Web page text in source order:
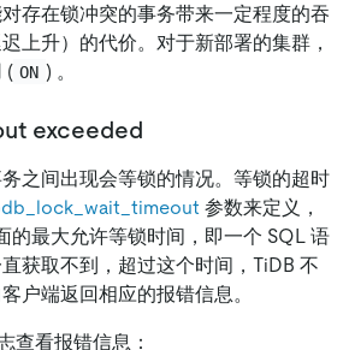
存在锁冲突的事务带来一定程度的吞
上升）的代价。对于新部署的集群，
( ON ) 。
exceeded
之间出现会等锁的情况。等锁的超时
参数来定义，
的最大允许等锁时间，即一个 SQL 语
获取不到，超过这个时间，TiDB 不
户端返回相应的报错信息。
查看报错信息：